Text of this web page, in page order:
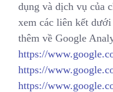
dụng và dịch vụ của
xem các liên kết
thêm về Google
https://
https://
https://